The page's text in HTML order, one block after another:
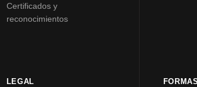
Certificados y
reconocimientos
LEGAL